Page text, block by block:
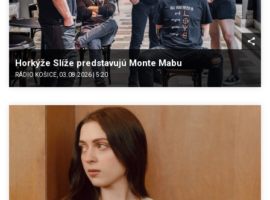
Horkýže Slíže predstavujú Monte Mabu
RÁDIO KOŠICE, 03.08.2026 | 5:20